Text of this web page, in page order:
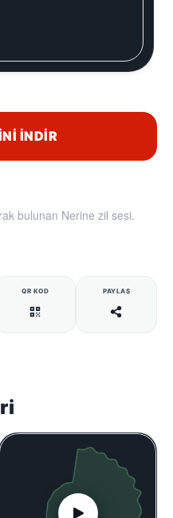
bulunan Nerine zil sesi.
QR KOD PAYLAŞ
İNDIR